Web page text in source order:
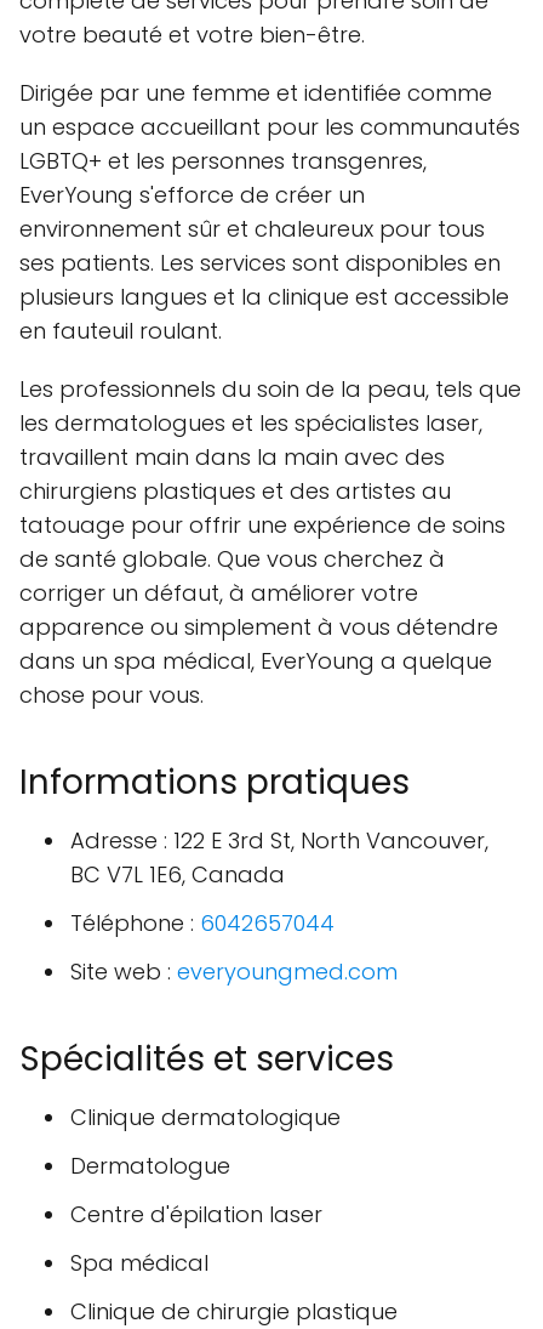
votre beauté et votre bien-être.
Dirigée par une femme et identifiée comme
un espace accueillant pour les communautés
LGBTQ+ et les personnes transgenres,
EverYoung s'efforce de créer un
environnement sûr et chaleureux pour tous
ses patients. Les services sont disponibles en
plusieurs langues et la clinique est accessible
en fauteuil roulant.
Les professionnels du soin de la peau, tels que
les dermatologues et les spécialistes laser,
travaillent main dans la main avec des
chirurgiens plastiques et des artistes au
tatouage pour offrir une expérience de soins
de santé globale. Que vous cherchez à
corriger un défaut, à améliorer votre
apparence ou simplement à vous détendre
dans un spa médical, EverYoung a quelque
chose pour vous.
Informations pratiques
Adresse : 122 E 3rd St, North Vancouver,
BC V7L 1E6, Canada
Téléphone : 6042657044
Site web : everyoungmed.com
Spécialités et services
Clinique dermatologique
Dermatologue
Centre d'épilation laser
Spa médical
Clinique de chirurgie plastique